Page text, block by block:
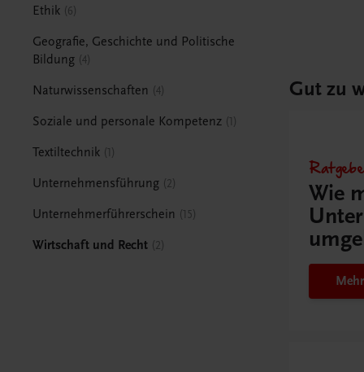
Ethik 6
Geografie, Geschichte und Politische
Bildung 4
Naturwissenschaften 4
Soziale und personale Kompetenz 1
Textiltechnik 1
Unternehmensführung 2
Unternehmerführerschein 15
Wirtschaft und Recht 2
Gut zu
Wie